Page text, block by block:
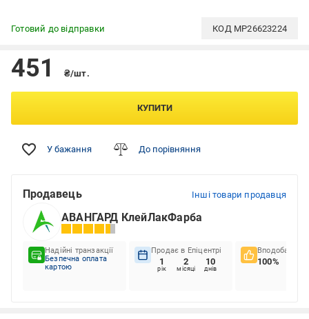
Готовий до відправки КОД MP26623224
451 ₴/шт.
КУПИТИ
У бажання До порівняння
Продавець Інші товари продавця
АВАНГАРД КлейЛакФарба
Надійні транзакції
Безпечна оплата
картою
Продає в Епіцентрі
1
рік
2
місяці
10
днів
Вподобання
100%